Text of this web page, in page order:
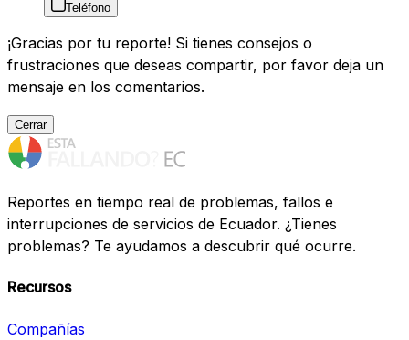
Teléfono
¡Gracias por tu reporte! Si tienes consejos o
frustraciones que deseas compartir, por favor deja un
mensaje en los comentarios.
Cerrar
Reportes en tiempo real de problemas, fallos e
interrupciones de servicios de Ecuador. ¿Tienes
problemas? Te ayudamos a descubrir qué ocurre.
Recursos
Compañías